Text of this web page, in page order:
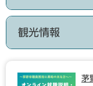
観光情報
茅